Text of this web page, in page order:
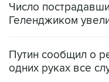
Число
Геленджиком
Путин сообщил о
одних руках все